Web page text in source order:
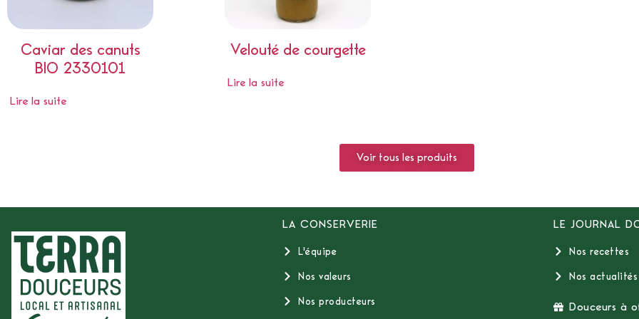
Caviar des canuts
BIO 2330101
Lire la suite
Velouté de courgette
Lire la suite
Voir tous les produits
LA CONSERVERIE
L'équipe
Nos valeurs
Nos producteurs
LE JOURNAL
Nos recettes
Nos actualités
Douceurs à